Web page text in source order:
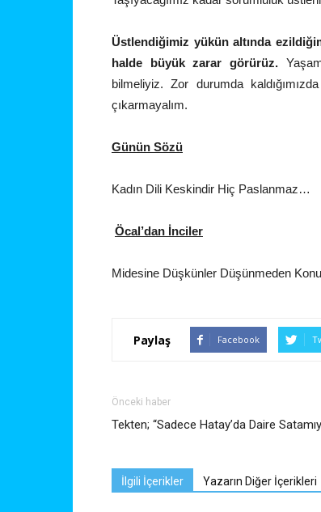
Üstlendiğimiz yükün altında
halde büyük zarar görürüz.
bilmeliyiz. Zor durumda
çıkarmayalım.
Günün Sözü
Kadın Dili Keskindir Hiç Paslanmaz…
Öcal’dan İnciler
Midesine Düşkünler Düşünmeden
Paylaş Facebook
Önceki haber
Tekten; “Sadece Hatay’da Daire
İlgili İçerikler Yazarın Diğer İçerikleri